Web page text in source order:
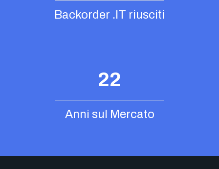
Backorder .IT riusciti
22
Anni sul Mercato